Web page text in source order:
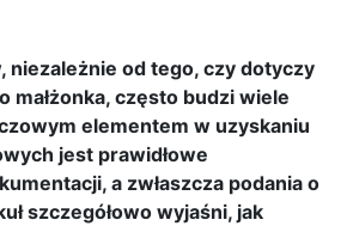
niezależnie od tego, czy dotyczy
małżonka, często budzi wiele
elementem w uzyskaniu
jest prawidłowe
a zwłaszcza podania o
szczegółowo wyjaśni, jak